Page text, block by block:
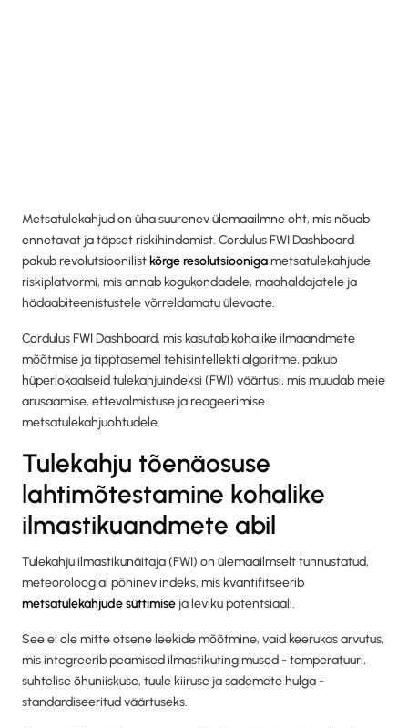
Metsatulekahjud on üha suurenev ülemaailmne oht, mis nõuab
ennetavat ja täpset riskihindamist. Cordulus FWI Dashboard
pakub revolutsioonilist kõrge resolutsioonigametsatulekahjude
riskiplatvormi, mis annab kogukondadele, maahaldajatele ja
hädaabiteenistustele võrreldamatu ülevaate.
Cordulus FWI Dashboard, mis kasutab kohalike ilmaandmete
mõõtmise ja tipptasemel tehisintellekti algoritme, pakub
hüperlokaalseid tulekahjuindeksi (FWI) väärtusi, mis muudab meie
arusaamise, ettevalmistuse ja reageerimise
metsatulekahjuohtudele.
Tulekahju tõenäosuse
lahtimõtestamine kohalike
ilmastikuandmete abil
Tulekahju ilmastikunäitaja (FWI) on ülemaailmselt tunnustatud,
meteoroloogial põhinev indeks, mis kvantifitseerib
metsatulekahjude süttimise ja leviku potentsiaali.
See ei ole mitte otsene leekide mõõtmine, vaid keerukas arvutus,
mis integreerib peamised ilmastikutingimused - temperatuuri,
suhtelise õhuniiskuse, tuule kiiruse ja sademete hulga -
standardiseeritud väärtuseks.